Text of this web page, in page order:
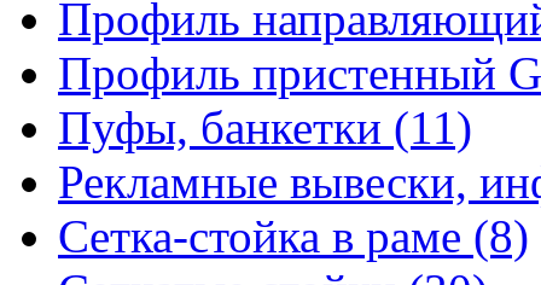
Профиль
Профиль пристенный
Пуфы, банкетки (11)
Рекламные вывески,
Сетка-стойка в раме (8)